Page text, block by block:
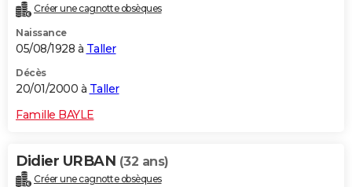
Créer une cagnotte obsèques
Naissance
05/08/1928 à Taller
Décès
20/01/2000 à Taller
Famille BAYLE
Didier URBAN (32 ans)
Créer une cagnotte obsèques